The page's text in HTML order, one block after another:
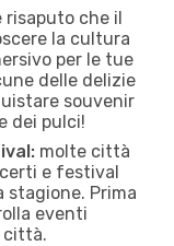
risaputo che il
la cultura
per le tue
delle delizie
souvenir
dei pulci!
molte città
e festival
stagione. Prima
eventi
città.